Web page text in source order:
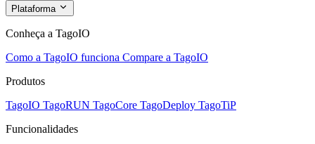
Plataforma
Conheça a TagoIO
Como a TagoIO funciona Compare a TagoIO
Produtos
TagoIO TagoRUN TagoCore TagoDeploy TagoTiP
Funcionalidades